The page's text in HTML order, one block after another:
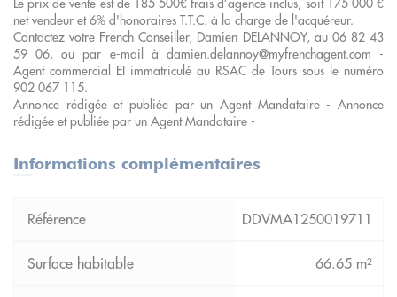
Le prix de vente est de 185 500€ frais d’agence inclus, soit 175 000 €
net vendeur et 6% d'honoraires T.T.C. à la charge de l'acquéreur.
Contactez votre French Conseiller, Damien DELANNOY, au 06 82 43
59 06, ou par e-mail à damien.delannoy@myfrenchagent.com -
Agent commercial EI immatriculé au RSAC de Tours sous le numéro
902 067 115.
Annonce rédigée et publiée par un Agent Mandataire - Annonce
rédigée et publiée par un Agent Mandataire -
Informations complémentaires
DDVMA1250019711
66.65 m²